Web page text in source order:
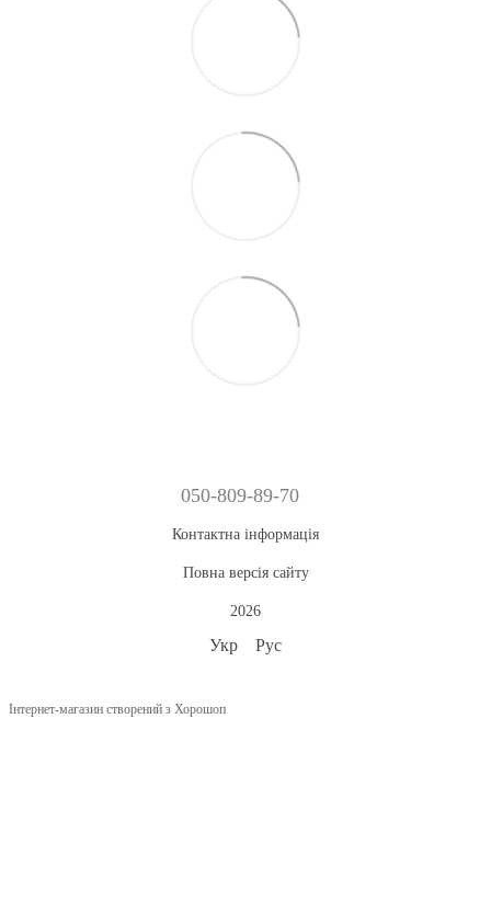
050-809-89-70
Контактна інформація
Повна версія сайту
2026
Укр Рус
Інтернет-магазин створений з Хорошоп